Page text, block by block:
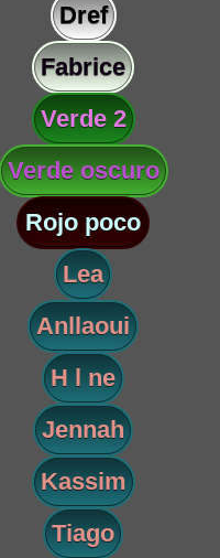
Dref
Fabrice
Verde 2
Verde oscuro
Rojo poco
Lea
Anllaoui
H l ne
Jennah
Kassim
Tiago